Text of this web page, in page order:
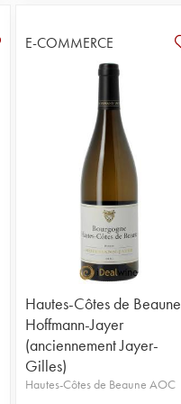
E-COMMERCE
Hautes-Côtes de Beaune
Hoffmann-Jayer
(anciennement Jayer-
Gilles)
Hautes-Côtes de Beaune AOC